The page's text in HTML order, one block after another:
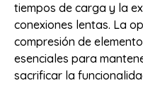
tiempos de carga y la
conexiones lentas. La
compresión de
esenciales para
sacrificar la